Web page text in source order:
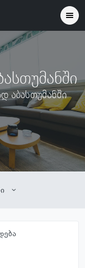
აბასთუმანში